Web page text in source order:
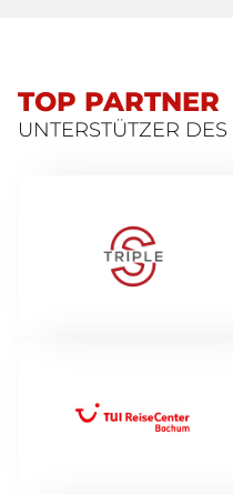
TOP PARTNER
UNTERSTÜTZER